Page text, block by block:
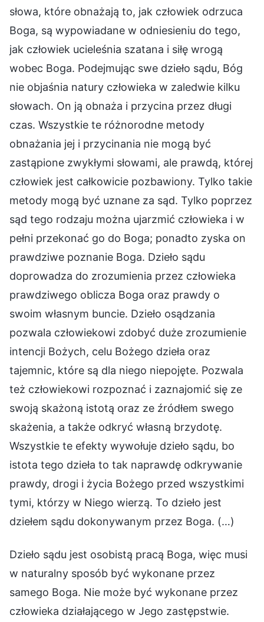
słowa, które obnażają to, jak człowiek odrzuca
Boga, są wypowiadane w odniesieniu do tego,
jak człowiek ucieleśnia szatana i siłę wrogą
wobec Boga. Podejmując swe dzieło sądu, Bóg
nie objaśnia natury człowieka w zaledwie kilku
słowach. On ją obnaża i przycina przez długi
czas. Wszystkie te różnorodne metody
obnażania jej i przycinania nie mogą być
zastąpione zwykłymi słowami, ale prawdą, której
człowiek jest całkowicie pozbawiony. Tylko takie
metody mogą być uznane za sąd. Tylko poprzez
sąd tego rodzaju można ujarzmić człowieka i w
pełni przekonać go do Boga; ponadto zyska on
prawdziwe poznanie Boga. Dzieło sądu
doprowadza do zrozumienia przez człowieka
prawdziwego oblicza Boga oraz prawdy o
swoim własnym buncie. Dzieło osądzania
pozwala człowiekowi zdobyć duże zrozumienie
intencji Bożych, celu Bożego dzieła oraz
tajemnic, które są dla niego niepojęte. Pozwala
też człowiekowi rozpoznać i zaznajomić się ze
swoją skażoną istotą oraz ze źródłem swego
skażenia, a także odkryć własną brzydotę.
Wszystkie te efekty wywołuje dzieło sądu, bo
istota tego dzieła to tak naprawdę odkrywanie
prawdy, drogi i życia Bożego przed wszystkimi
tymi, którzy w Niego wierzą. To dzieło jest
dziełem sądu dokonywanym przez Boga. (…)
Dzieło sądu jest osobistą pracą Boga, więc musi
w naturalny sposób być wykonane przez
samego Boga. Nie może być wykonane przez
człowieka działającego w Jego zastępstwie.